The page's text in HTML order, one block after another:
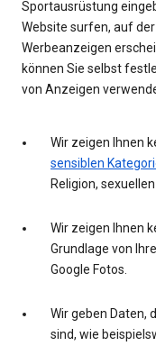
Sportausrüstung
Website surfen, auf
Werbeanzeigen
können Sie selbst
von Anzeigen
Wir zeigen Ihnen
sensiblen
Religion,
Wir zeigen Ihnen
Grundlage von
Google Fotos.
Wir geben Daten,
sind, wie